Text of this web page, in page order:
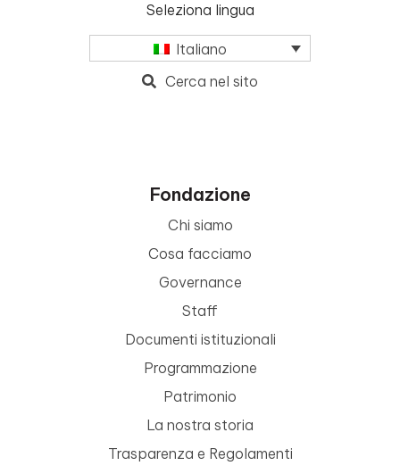
Seleziona lingua
Italiano
Cerca nel sito
Fondazione
Chi siamo
Cosa facciamo
Governance
Staff
Documenti istituzionali
Programmazione
Patrimonio
La nostra storia
Trasparenza e Regolamenti